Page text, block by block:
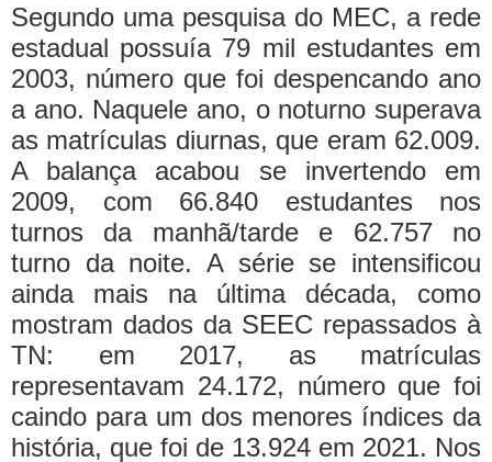
Segundo uma pesquisa do MEC, a rede
estadual possuía 79 mil estudantes em
2003, número que foi despencando ano
a ano. Naquele ano, o noturno superava
as matrículas diurnas, que eram 62.009.
A balança acabou se invertendo em
2009, com 66.840 estudantes nos
turnos da manhã/tarde e 62.757 no
turno da noite. A série se intensificou
ainda mais na última década, como
mostram dados da SEEC repassados à
TN: em 2017, as matrículas
representavam 24.172, número que foi
caindo para um dos menores índices da
história, que foi de 13.924 em 2021. Nos